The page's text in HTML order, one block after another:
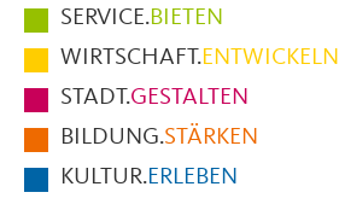
Hauptmenüpunkte
im
Fußbereich
der
Seite
SERVICE.BIETEN
WIRTSCHAFT.ENTWICKELN
STADT.GESTALTEN
BILDUNG.STÄRKEN
KULTUR.ERLEBEN